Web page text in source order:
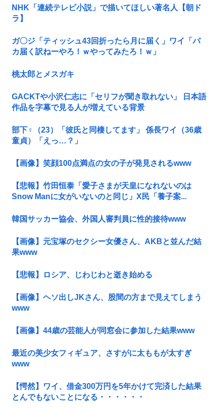
NHK「連続テレビ小説」で描いてほしい著名人【朝ド
ラ】
ガ〇ジ「ティッシュ43回折ったら月に届く」ワイ「バ
カ届く訳ねーやろ！ｗやってみたろ！ｗ」
桃太郎とメスガキ
GACKTや小沢仁志に「セリフが聞き取れない」 日本語
作品を字幕で見る人が増えている背景
部下♀（23）「彼氏と同棲してます」 係長ワイ（36歳
童貞）「えっ…？」
【画像】笑顔100点満点の女の子が発見されるwww
【悲報】竹田恒泰「愛子さまが天皇になれないのは
Snow Manに女がいないのと同じ」X民「養子案...
韓国サッカー協会、外国人審判員に性的接待www
【画像】元宝塚のセクシー女優さん、AKBと並んだ結
果www
【悲報】ロシア、じわじわと逝き始める
【画像】ヘソ出しJKさん、股間の方まで見えてしまう
www
【画像】44歳の芸能人が同窓会に参加した結果www
最近の美少女フィギュア、さすがに太ももが太すぎ
www
【愕然】ワイ、借金300万円を5年かけて完済した結果
とんでもないことになる・・・・・・